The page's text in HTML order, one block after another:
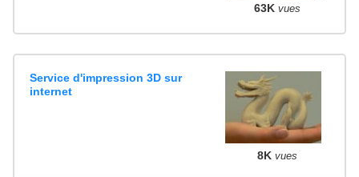
63K vues
Service d'impression 3D sur
internet
8K vues